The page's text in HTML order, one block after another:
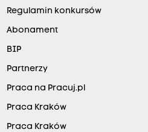
Regulamin konkursów
Abonament
BIP
Partnerzy
Praca na Pracuj.pl
Praca Kraków
Praca Kraków